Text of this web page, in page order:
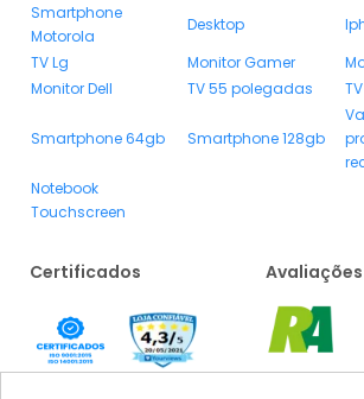
Smartphone
Motorola
Desktop
TV Lg
Monitor Gamer
Monitor Dell
TV 55 polegadas
Smartphone 64gb Smartphone 128gb
Notebook
Touchscreen
Certificados